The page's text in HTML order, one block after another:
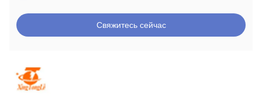
Свяжитесь сейчас